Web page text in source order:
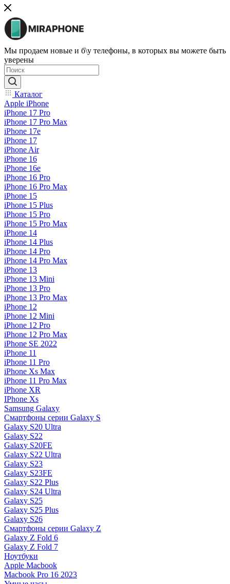
Мы продаем новые и б\у телефоны, в которых вы можете быть
уверены
Каталог
Apple iPhone
iPhone 17 Pro
iPhone 17 Pro Max
iPhone 17e
iPhone 17
iPhone Air
iPhone 16
iPhone 16e
iPhone 16 Pro
iPhone 16 Pro Max
iPhone 15
iPhone 15 Plus
iPhone 15 Pro
iPhone 15 Pro Max
iPhone 14
iPhone 14 Plus
iPhone 14 Pro
iPhone 14 Pro Max
iPhone 13
iPhone 13 Mini
iPhone 13 Pro
iPhone 13 Pro Max
iPhone 12
iPhone 12 Mini
iPhone 12 Pro
iPhone 12 Pro Max
iPhone SE 2022
iPhone 11
iPhone 11 Pro
iPhone Xs Max
iPhone 11 Pro Max
iPhone XR
IPhone Xs
Samsung Galaxy
Смартфоны серии Galaxy S
Galaxy S20 Ultra
Galaxy S22
Galaxy S20FE
Galaxy S22 Ultra
Galaxy S23
Galaxy S23FE
Galaxy S22 Plus
Galaxy S24 Ultra
Galaxy S25
Galaxy S25 Plus
Galaxy S26
Смартфоны серии Galaxy Z
Galaxy Z Fold 6
Galaxy Z Fold 7
Ноутбуки
Apple Macbook
Macbook Pro 16 2023